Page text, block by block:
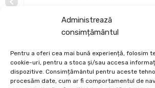
Administrează
consimțământul
Pentru a oferi cea mai bună experiență, folosim
cookie-uri, pentru a stoca și/sau accesa
dispozitive. Consimțământul pentru aceste
procesăm date, cum ar fi comportamentul de
ANDREI VADUVA